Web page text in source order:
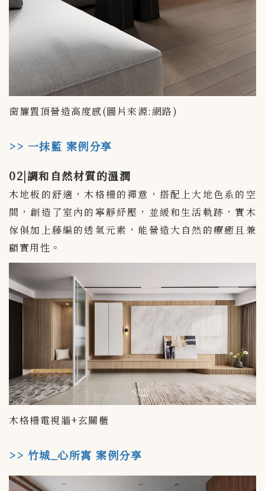
窗簾置頂營造高度感(圖片來源:網路)
>> 一抹藍 案例分享
02|調和自然材質的溫潤
木地板的舒適，木格柵的禪意，搭配上大地色系的空
間，創造了室內的寧靜紓壓，並緩和生活軌跡，實木
傢俱加上藤編的透氣元素，能營造大自然的療癒且兼
顧實用性。
木格柵電視牆+玄關櫃
>> 竹城_心所寓 案例分享